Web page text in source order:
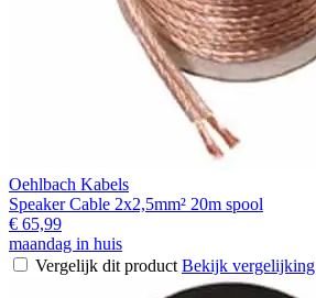
Oehlbach Kabels
Speaker Cable 2x2,5mm² 20m spool
€ 65,99
maandag in huis
Vergelijk dit product Bekijk vergelijking